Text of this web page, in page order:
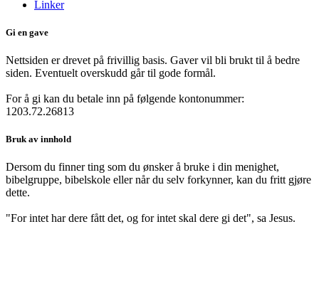
Linker
Gi en gave
Nettsiden er drevet på frivillig basis. Gaver vil bli brukt til å bedre
siden. Eventuelt overskudd går til gode formål.
For å gi kan du betale inn på følgende kontonummer:
1203.72.26813
Bruk av innhold
Dersom du finner ting som du ønsker å bruke i din menighet,
bibelgruppe, bibelskole eller når du selv forkynner, kan du fritt gjøre
dette.
"For intet har dere fått det, og for intet skal dere gi det", sa Jesus.